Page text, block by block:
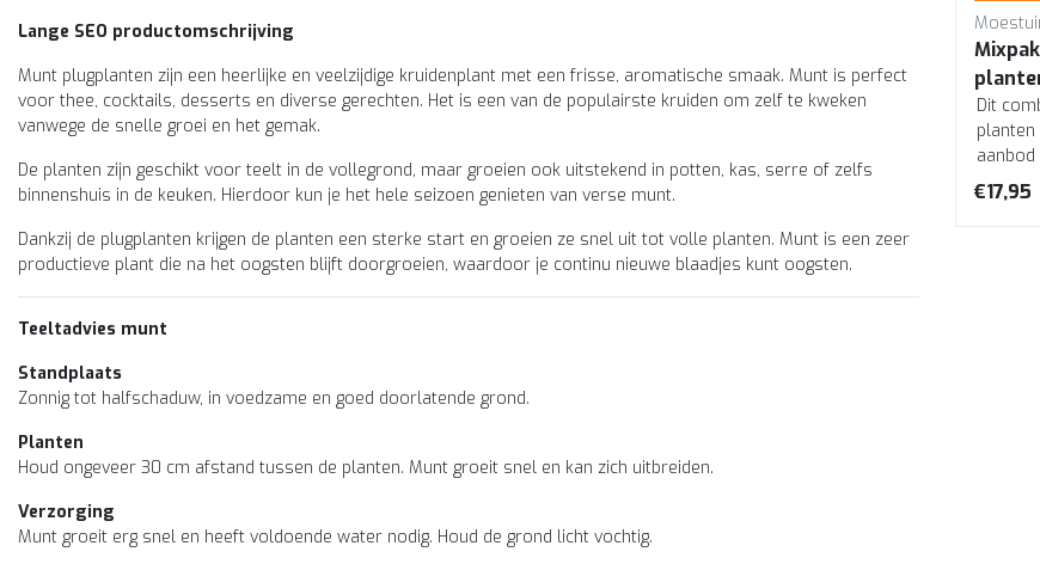
Lange SEO productomschrijving
Munt plugplanten zijn een heerlijke en veelzijdige kruidenplant met een frisse, aromatische smaak. Munt is perfect
voor thee, cocktails, desserts en diverse gerechten. Het is een van de populairste kruiden om zelf te kweken
vanwege de snelle groei en het gemak.
De planten zijn geschikt voor teelt in de vollegrond, maar groeien ook uitstekend in potten, kas, serre of zelfs
binnenshuis in de keuken. Hierdoor kun je het hele seizoen genieten van verse munt.
Dankzij de plugplanten krijgen de planten een sterke start en groeien ze snel uit tot volle planten. Munt is een zeer
productieve plant die na het oogsten blijft doorgroeien, waardoor je continu nieuwe blaadjes kunt oogsten.
Teeltadvies munt
Standplaats
Zonnig tot halfschaduw, in voedzame en goed doorlatende grond.
Planten
Houd ongeveer 30 cm afstand tussen de planten. Munt groeit snel en kan zich uitbreiden.
Verzorging
Munt groeit erg snel en heeft voldoende water nodig. Houd de grond licht vochtig.
rozemarijn , munt (8
planten)
Dit mixpakket kruiden geeft je
direct een divers aanbod kruid
de moestuin. Lekkere vers...
€10,95
peterselie, basilicum,
oregano (8 planten)
Dit mixpakket kruiden geeft je
de moestuin. Lekkere verse...
€10,95
Dit
planten
een
en ...
€17,95